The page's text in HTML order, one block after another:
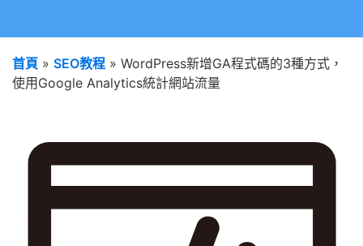
首頁 » SEO教程 » WordPress新增GA程式碼的3種方式，
使用Google Analytics統計網站流量